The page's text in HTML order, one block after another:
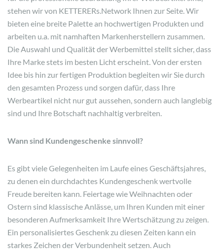
stehen wir von KETTERERs.Network Ihnen zur Seite. Wir
bieten eine breite Palette an hochwertigen Produkten und
arbeiten u.a. mit namhaften Markenherstellern zusammen.
Die Auswahl und Qualität der Werbemittel stellt sicher, dass
Ihre Marke stets im besten Licht erscheint. Von der ersten
Idee bis hin zur fertigen Produktion begleiten wir Sie durch
den gesamten Prozess und sorgen dafür, dass Ihre
Werbeartikel nicht nur gut aussehen, sondern auch langlebig
sind und Ihre Botschaft nachhaltig verbreiten.
Wann sind Kundengeschenke sinnvoll?
Es gibt viele Gelegenheiten im Laufe eines Geschäftsjahres,
zu denen ein durchdachtes Kundengeschenk wertvolle
Freude bereiten kann. Feiertage wie Weihnachten oder
Ostern sind klassische Anlässe, um Ihren Kunden mit einer
besonderen Aufmerksamkeit Ihre Wertschätzung zu zeigen.
Ein personalisiertes Geschenk zu diesen Zeiten kann ein
starkes Zeichen der Verbundenheit setzen. Auch